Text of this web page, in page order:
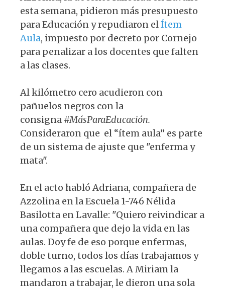
esta semana, pidieron más presupuesto
para Educación y repudiaron el Ítem
Aula, impuesto por decreto por Cornejo
para penalizar a los docentes que falten
a las clases.
Al kilómetro cero acudieron con
pañuelos negros con la
consigna #MásParaEducación.
Consideraron que el “ítem aula” es parte
de un sistema de ajuste que "enferma y
mata".
En el acto habló Adriana, compañera de
Azzolina en la Escuela 1-746 Nélida
Basilotta en Lavalle: "Quiero reivindicar a
una compañera que dejo la vida en las
aulas. Doy fe de eso porque enfermas,
doble turno, todos los días trabajamos y
llegamos a las escuelas. A Miriam la
mandaron a trabajar, le dieron una sola